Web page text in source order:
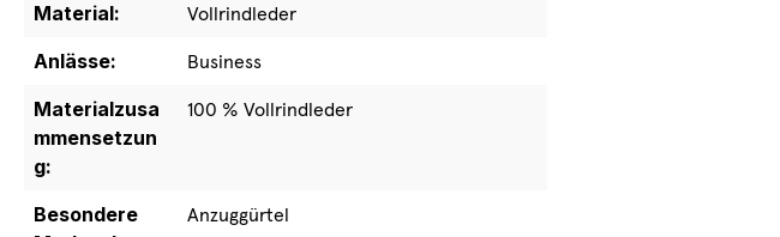
Material:
Vollrindleder
Anlässe:
Business
Materialzusa
mmensetzun
g:
100 % Vollrindleder
Besondere
Anzuggürtel